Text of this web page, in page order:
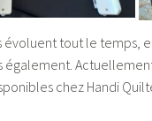
évoluent tout le temps,
également.
chez Handi